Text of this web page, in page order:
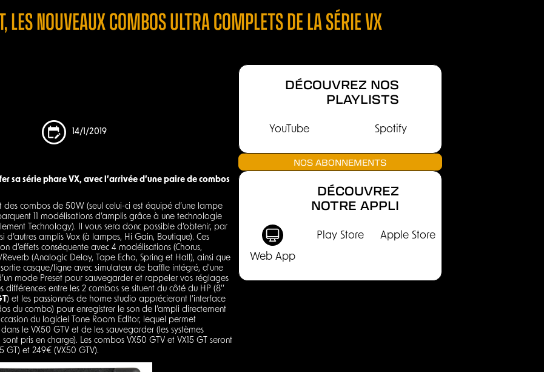
NOUVEAUX COMBOS ULTRA COMPLETS DE LA SÉRIE VX
14/1/2019
sa série phare VX, avec l’arrivée d’une paire de combos
des combos de 50W (seul celui-ci est équipé d’une lampe
11 modélisations d’amplis grâce à une technologie
Technology). Il vous sera donc possible d’obtenir, par
amplis Vox (à lampes, Hi Gain, Boutique). Ces
d’effets conséquente avec 4 modélisations (Chorus,
(Analogic Delay, Tape Echo, Spring et Hall), ainsi que
sortie casque/ligne avec simulateur de baffle intégré, d'une
mode Preset pour sauvegarder et rappeler vos réglages
entre les 2 combos se situent du côté du HP (8’’
) et les passionnés de home studio apprécieront l’interface
du combo) pour enregistrer le son de l’ampli directement
du logiciel Tone Room Editor, lequel permet
le VX50 GTV et de les sauvegarder (les systèmes
pris en charge). Les combos VX50 GTV et VX15 GT seront
GT) et 249€ (VX50 GTV).
DÉCOUVREZ NOS
PLAYLISTS
YouTube Spotify
NOS ABONNEMENTS
DÉCOUVREZ
NOTRE APPLI
Web App
Play Store Apple Store